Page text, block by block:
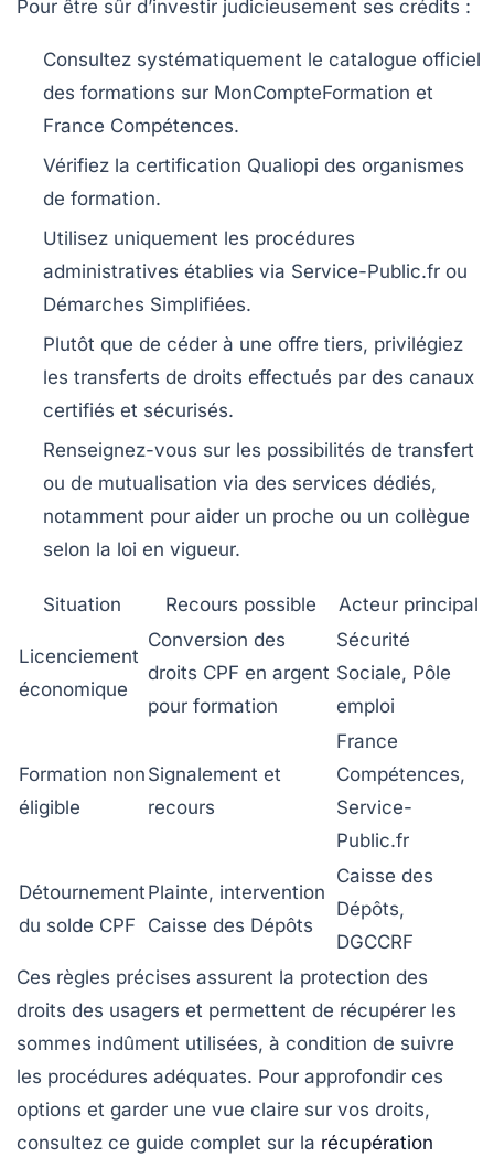
Pour être sûr d’investir judicieusement ses crédits :
Consultez systématiquement le catalogue officiel
des formations sur MonCompteFormation et
France Compétences.
Vérifiez la certification Qualiopi des organismes
de formation.
Utilisez uniquement les procédures
administratives établies via Service-Public.fr ou
Démarches Simplifiées.
Plutôt que de céder à une offre tiers, privilégiez
les transferts de droits effectués par des canaux
certifiés et sécurisés.
Renseignez-vous sur les possibilités de transfert
ou de mutualisation via des services dédiés,
notamment pour aider un proche ou un collègue
selon la loi en vigueur.
Situation Recours possible Acteur principal
Licenciement
économique
Conversion des
droits CPF en argent
pour formation
Sécurité
Sociale, Pôle
emploi
Formation non
éligible
Signalement et
recours
France
Compétences,
Service-
Public.fr
Détournement
du solde CPF
Plainte, intervention
Caisse des Dépôts
Caisse des
Dépôts,
DGCCRF
Ces règles précises assurent la protection des
droits des usagers et permettent de récupérer les
sommes indûment utilisées, à condition de suivre
les procédures adéquates. Pour approfondir ces
options et garder une vue claire sur vos droits,
consultez ce guide complet sur la récupération